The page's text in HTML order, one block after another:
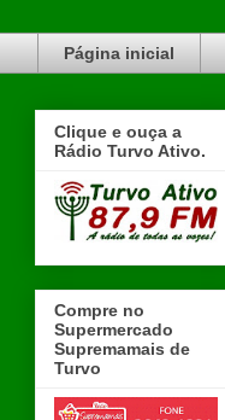
Página inicial
Clique e ouça a
Rádio Turvo Ativo.
Compre no
Supermercado
Supremamais de
Turvo